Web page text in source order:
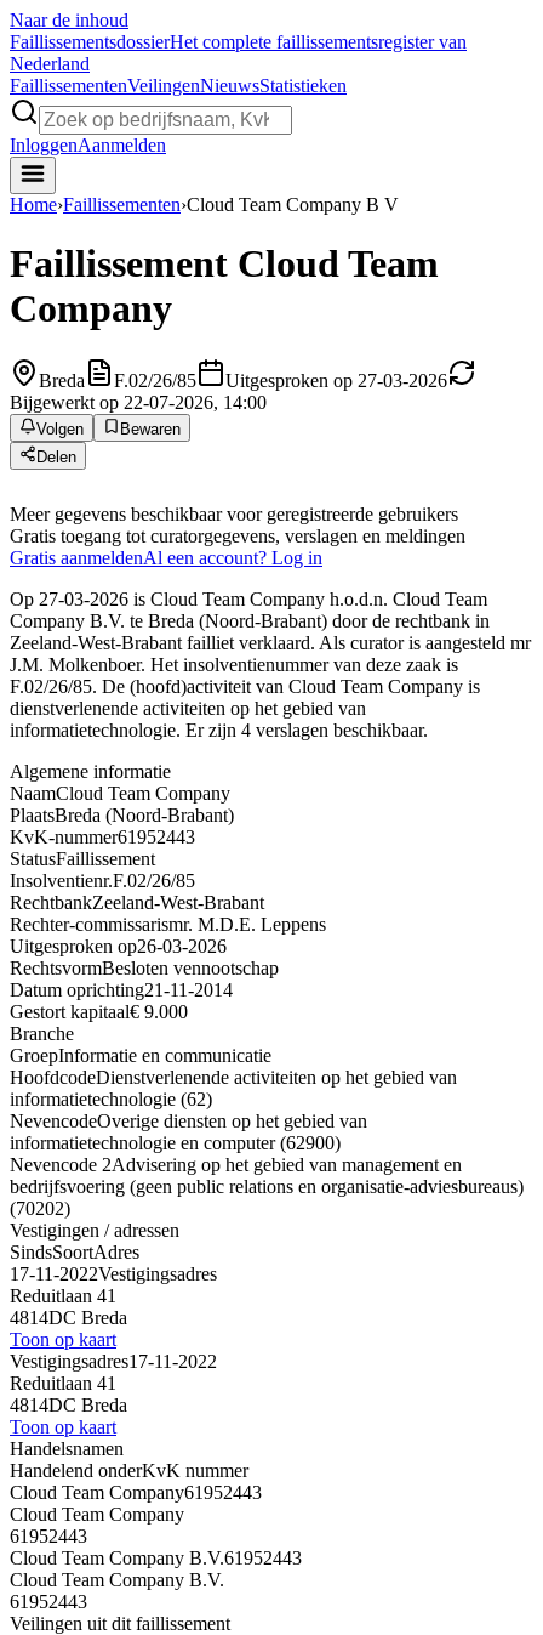
Naar de inhoud
FaillissementsdossierHet complete faillissementsregister van
Nederland
FaillissementenVeilingenNieuwsStatistieken
InloggenAanmelden
Home›Faillissementen›Cloud Team Company B V
Faillissement Cloud Team
Company
Breda F.02/26/85
Uitgesproken op 27-03-2026
Bijgewerkt op 22-07-2026, 14:00
Volgen
Bewaren
Delen
Meer gegevens beschikbaar voor geregistreerde gebruikers
Gratis toegang tot curatorgegevens, verslagen en meldingen
Gratis aanmeldenAl een account? Log in
Op 27-03-2026 is Cloud Team Company h.o.d.n. Cloud Team
Company B.V. te Breda (Noord-Brabant) door de rechtbank in
Zeeland-West-Brabant failliet verklaard. Als curator is aangesteld mr
J.M. Molkenboer. Het insolventienummer van deze zaak is
F.02/26/85. De (hoofd)activiteit van Cloud Team Company is
dienstverlenende activiteiten op het gebied van
informatietechnologie. Er zijn 4 verslagen beschikbaar.
Algemene informatie
NaamCloud Team Company
PlaatsBreda (Noord-Brabant)
KvK-nummer61952443
StatusFaillissement
Insolventienr.F.02/26/85
RechtbankZeeland-West-Brabant
Rechter-commissarismr. M.D.E. Leppens
Uitgesproken op26-03-2026
RechtsvormBesloten vennootschap
Datum oprichting21-11-2014
Gestort kapitaal€ 9.000
Branche
GroepInformatie en communicatie
HoofdcodeDienstverlenende activiteiten op het gebied van
informatietechnologie (62)
NevencodeOverige diensten op het gebied van
informatietechnologie en computer (62900)
Nevencode 2Advisering op het gebied van management en
bedrijfsvoering (geen public relations en organisatie-adviesbureaus)
(70202)
Vestigingen / adressen
SindsSoortAdres
17-11-2022Vestigingsadres
Reduitlaan 41
4814DC Breda
Toon op kaart
Vestigingsadres17-11-2022
Reduitlaan 41
4814DC Breda
Toon op kaart
Handelsnamen
Handelend onderKvK nummer
Cloud Team Company61952443
Cloud Team Company
61952443
Cloud Team Company B.V.61952443
Cloud Team Company B.V.
61952443
Veilingen uit dit faillissement